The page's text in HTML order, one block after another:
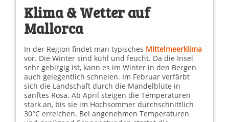
Klima & Wetter auf
Mallorca
In der Region findet man typisches Mittelmeerklima
vor. Die Winter sind kühl und feucht. Da die Insel
sehr gebirgig ist, kann es im Winter in den Bergen
auch gelegentlich schneien. Im Februar verfärbt
sich die Landschaft durch die Mandelblüte in
sanftes Rosa. Ab April steigen die Temperaturen
stark an, bis sie im Hochsommer durchschnittlich
30°C erreichen. Bei angenehmen Temperaturen